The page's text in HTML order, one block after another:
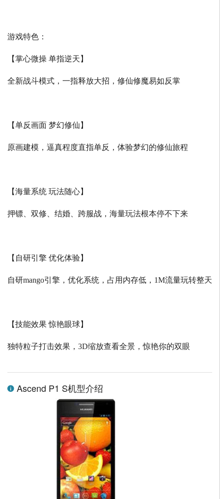
游戏特色：
【掌心微操 单指逆天】
全新战斗模式，一指释放大招，修仙修魔易如反掌
【单反画面 梦幻修仙】
原画建模，逼真程度直指单反，体验梦幻的修仙旅程
【海量系统 玩法随心】
押镖、双修、结婚、跨服战，海量玩法根本停不下来
【自研引擎 优化体验】
自研mango引擎，优化系统，占用内存低， 1M流量玩转整天
【技能效果 惊艳眼球】
独特粒子打击效果， 3D缩放查看全景，惊艳你的双眼
Ascend P1 S机型介绍